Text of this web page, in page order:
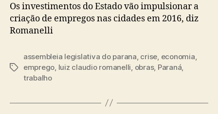
Os investimentos do Estado vão impulsionar a
criação de empregos nas cidades em 2016, diz
Romanelli
Tags
assembleia legislativa do parana, crise, economia,
emprego, luiz claudio romanelli, obras, Paraná,
trabalho